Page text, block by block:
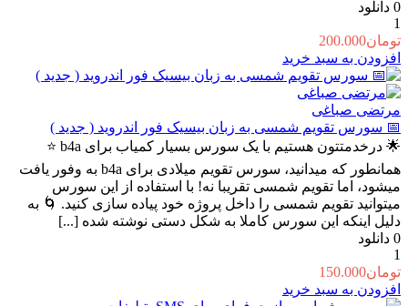
0 دانلود
1
تومان200.000
افزودن به سبد خرید
مرتضی صباغی
📅 سورس تقویم شمسی به زبان بیسیک فور اندروید ( جدید )
🌟 درخدمتتون هستیم با یک سورس بسیار کمیاب برای b4a ⭐
همانطور که میدانید، سورس تقویم میلادی برای b4a به وفور یافت
میشود، اما تقویم شمسی تقریبا نه! با استفاده از این سورس
میتوانید تقویم شمسی را داخل پروژه خود پیاده سازی کنید. 🌀 به
دلیل اینکه این سورس کاملا به شکل دستی نوشته شده [...]
0 دانلود
1
تومان150.000
افزودن به سبد خرید